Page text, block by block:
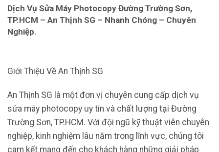
Dịch Vụ Sửa Máy Photocopy Đường Trường Sơn,
TP.HCM – An Thịnh SG – Nhanh Chóng – Chuyên
Nghiệp.
Giới Thiệu Về An Thịnh SG
An Thịnh SG là một đơn vị chuyên cung cấp dịch vụ
sửa máy photocopy uy tín và chất lượng tại Đường
Trường Sơn, TP.HCM. Với đội ngũ kỹ thuật viên chuyên
nghiệp, kinh nghiệm lâu năm trong lĩnh vực, chúng tôi
cam kết mang đến cho khách hàng những giải pháp